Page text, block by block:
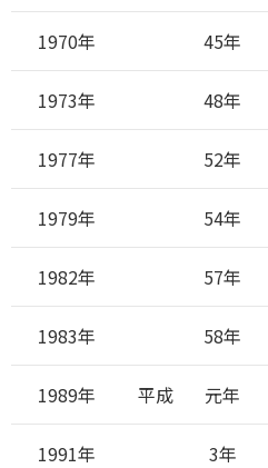
1970年 45年
1973年 48年
1977年 52年
1979年 54年
1982年 57年
1983年 58年
1989年 平成 元年
1991年 3年